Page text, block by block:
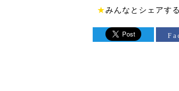
★みんなとシェアする